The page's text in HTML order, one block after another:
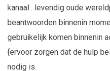
kanaal . levendig oude
beantwoorden binnenin
gebruikelijk komen binnenin
{ervoor zorgen dat de hulp
nodig is.